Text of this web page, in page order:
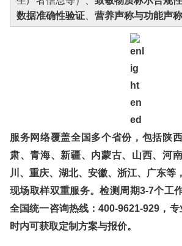
数据准确性验证
营养声称与功能声
服务网络覆盖全国多个省份，包括陕
肃、青海、新疆、内蒙古、山西、河
川、重庆、湖北、安徽、浙江、广东等
现场取样双重服务。检测周期3-7个工
全国统一咨询热线：400-9621-929，
时内可获取定制方案与报价。